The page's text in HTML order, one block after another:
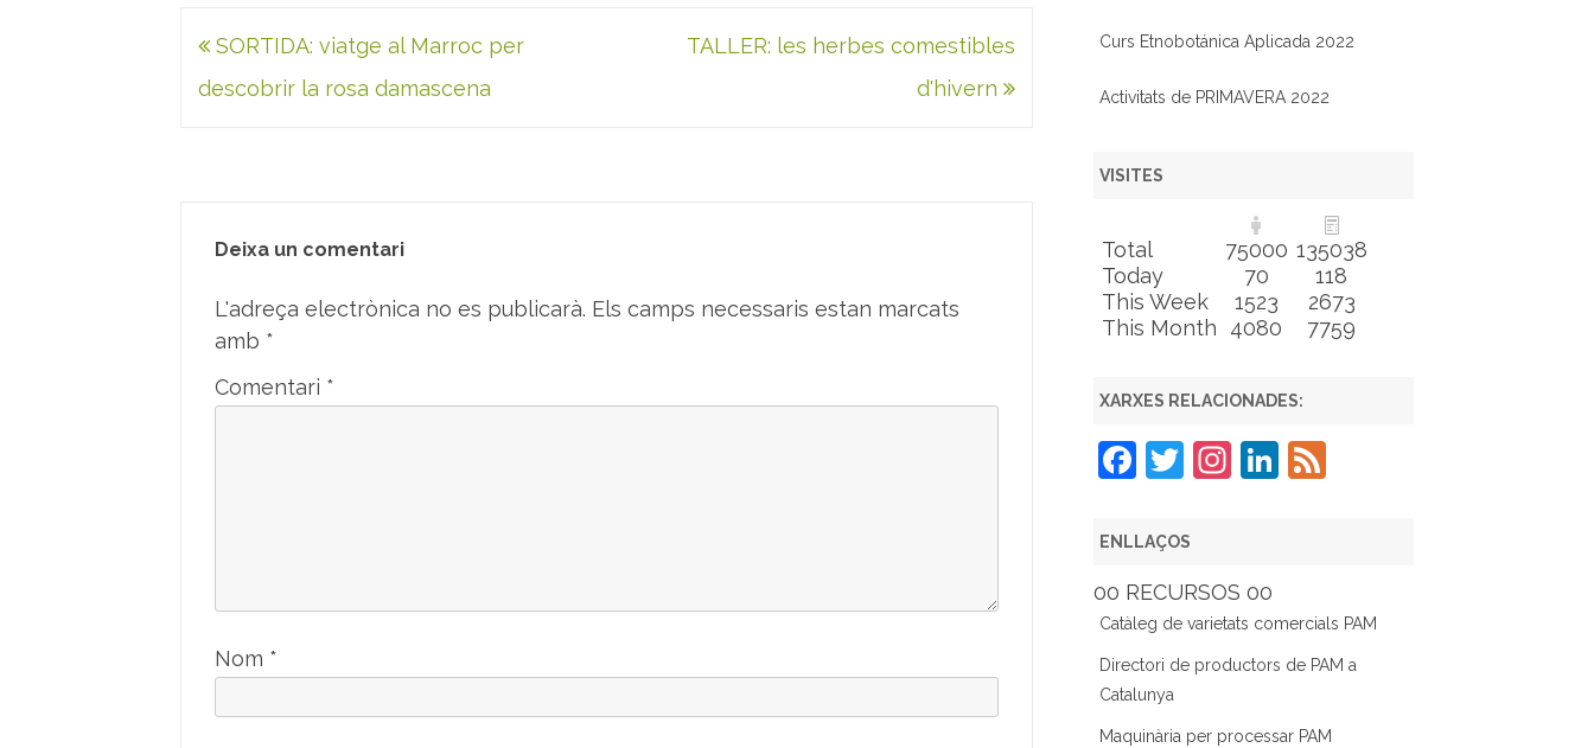
Navegació
d'entrades
SORTIDA: viatge al Marroc per
descobrir la rosa damascena
TALLER: les herbes comestibles
d'hivern
Deixa un comentari
L'adreça electrònica no es publicarà. Els camps necessaris estan marcats
amb *
Comentari *
Nom *
Curs Etnobotánica Aplicada 2022
Activitats de PRIMAVERA 2022
VISITES
Total 75000 135038
Today
70
118
This Week
1523
2673
This Month
4080 7759
XARXES RELACIONADES:
F
c
e
b
o
o
k
T
itt
er
In
gr
a
m
Li
dI
n
F
ENLLAÇOS
00 RECURSOS 00
Catàleg de varietats comercials PAM
Directori de productors de PAM a
Catalunya
Maquinària per processar PAM